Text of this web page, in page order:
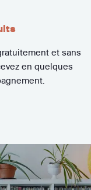
et sans
en quelques